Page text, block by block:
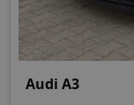
Audi A3